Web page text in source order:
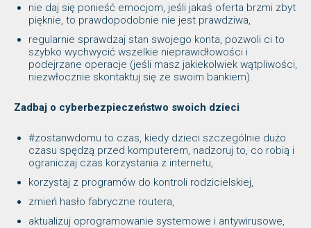
nie daj się ponieść emocjom, jeśli jakaś oferta brzmi zbyt
pięknie, to prawdopodobnie nie jest prawdziwa,
regularnie sprawdzaj stan swojego konta, pozwoli ci to
szybko wychwycić wszelkie nieprawidłowości i
podejrzane operacje (jeśli masz jakiekolwiek wątpliwości,
niezwłocznie skontaktuj się ze swoim bankiem).
Zadbaj o cyberbezpieczeństwo swoich dzieci
#zostanwdomu to czas, kiedy dzieci szczególnie dużo
czasu spędzą przed komputerem, nadzoruj to, co robią i
ograniczaj czas korzystania z internetu,
korzystaj z programów do kontroli rodzicielskiej,
zmień hasło fabryczne routera,
aktualizuj oprogramowanie systemowe i antywirusowe,